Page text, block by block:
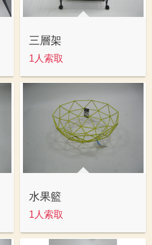
三層架
1人索取
水果籃
1人索取